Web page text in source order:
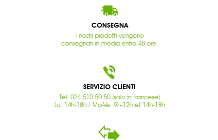
CONSEGNA
I nostri prodotti vengono
consegnati in media entro 48 ore.
SERVIZIO CLIENTI
Tél. 024 510 50 50 (solo in francese)
Lu: 14h-18h / Ma-Ve: 9h-12h et 14h-18h